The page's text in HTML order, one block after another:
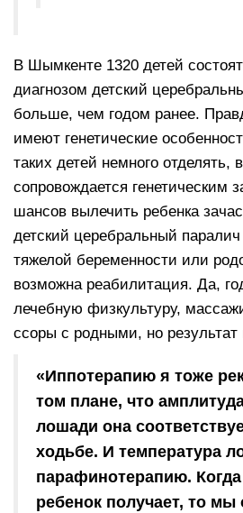
В Шымкенте 1320 детей
диагнозом детский
больше, чем годом ранее.
имеют генетические
таких детей немного
сопровождается генетическим
шансов вылечить ребенка
детский церебральный
тяжелой беременности или
возможна реабилитация. Да,
лечебную физкультуру,
ссоры с родными, но результат
«Иппотерапию я тоже
том плане, что
лошади она
ходьбе. И температура
парафинотерапию.
ребенок получает, то мы